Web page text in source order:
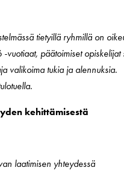
tietyillä ryhmillä on
vuotiaat, päätoimiset opiskelijat
valikoima tukia ja alennuksia.
kehittämisestä
laatimisen yhteydessä